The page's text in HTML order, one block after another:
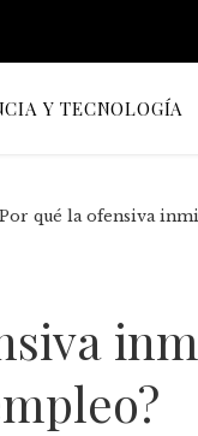
Y TECNOLOGÍA
qué la ofensiva